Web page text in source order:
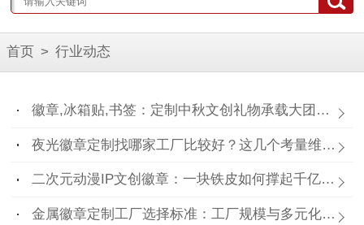
首页 > 行业动态
徽章,冰箱贴,书签：定制中秋文创礼物承载大团圆！
夜光徽章定制找哪家工厂比较好？这几个考量维度要记住！
二次元动漫IP文创徽章：一块铁皮如何撑起千亿“谷子经济”？
金属徽章定制工厂选择标准：工厂规模与多元化需求